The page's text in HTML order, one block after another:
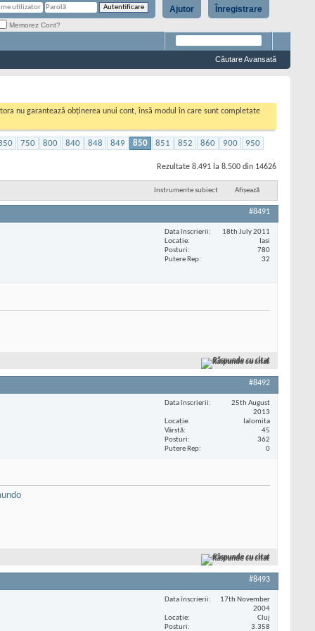
Înregistrare
Ajutor
Memorez Cont?
Căutare Avansată
nu garantează obținerea unui cont, însă modul în care sunt completate
750 800 840 848 849 850 851 852 860 900
950
Rezultate 8.491 la 8.500 din 14626
Instrumente subiect Afișează
#8491
Data înscrierii
18th July 2011
Locaţie
Iasi
Posturi
780
Putere Rep
32
Răspunde cu citat
#8492
Data înscrierii
25th August
2013
Locaţie
Ialomita
Vârstă
45
Posturi
362
Putere Rep
0
Răspunde cu citat
#8493
Data înscrierii
17th November
2004
Locaţie
Cluj
Posturi
3.358